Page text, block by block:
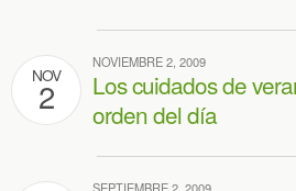
NOV
2
NOVIEMBRE 2, 2009
Los cuidados de
orden del día